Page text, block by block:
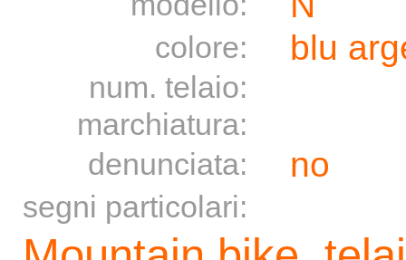
colore: blu
num. telaio:
marchiatura:
denunciata:
no
segni particolari: